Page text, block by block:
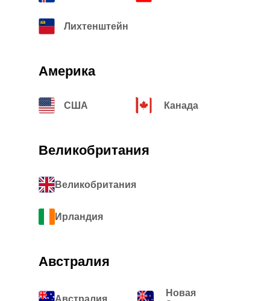
Лихтенштейн
Америка
США
Новая
Канада
Великобритания
Ирландия
Великобритания
Австралия
Австралия